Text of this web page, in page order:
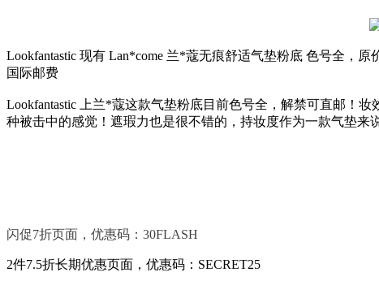
Lookfantastic 现有 Lan*come 兰*蔻无痕舒适气垫粉底 色号全，
国际邮费
Lookfantastic 上兰*蔻这款气垫粉底目前色号全，解禁可直邮！
种被击中的感觉！遮瑕力也是很不错的，持妆度作为一款气垫来
闪促7折页面，优惠码：30FLASH
2件7.5折长期优惠页面，优惠码：SECRET25